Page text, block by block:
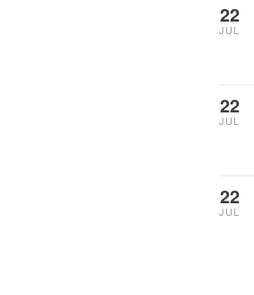
22
JUL
22
JUL
22
JUL